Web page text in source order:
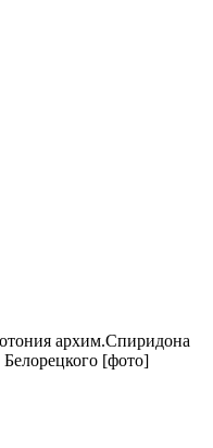
архим.Спиридона
[фото]